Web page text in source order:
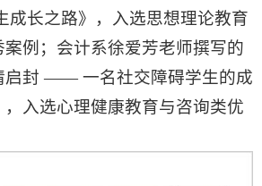
成长之路》，入选思想理论教育
例；会计系徐爱芳老师撰写的
启封 —— 一名社交障碍学生的成
入选心理健康教育与咨询类优